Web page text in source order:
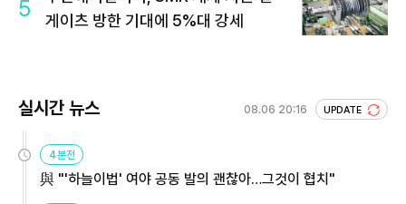
5
게이츠 방한 기대에 5%대 강세
실시간 뉴스 08.06 20:16 UPDATE
4분전
與 "'하늘이법' 여야 공동 발의 괜찮아…그것이 협치"